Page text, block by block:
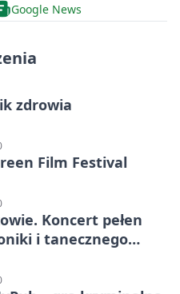
Google News
zdrowia
Film Festival
Koncert pełen
i tanecznego